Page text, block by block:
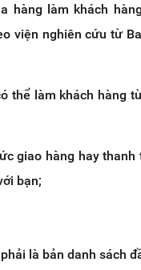
hàng làm khách
viện nghiên cứu từ
thể làm khách hàng
giao hàng hay thanh
bạn;
là bản danh sách